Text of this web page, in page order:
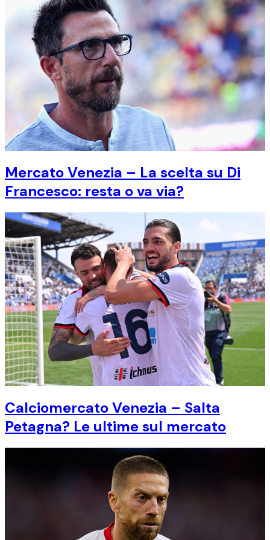
Mercato Venezia – La scelta su Di
Francesco: resta o va via?
Calciomercato Venezia – Salta
Petagna? Le ultime sul mercato